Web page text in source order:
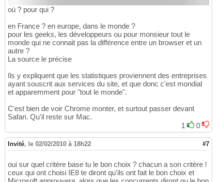
où ? pour qui ?
en France ? en europe, dans le monde ?
pour les geeks, les développeurs ou pour monsieur tout le
monde qui ne connait pas la différence entre un browser et un
autre ?
La source le précise
Ils y expliquent que les statistiques proviennent des entreprises
ayant souscrit aux services du site, et que donc c'est mondial
et apparemment pour "tout le monde".
C'est bien de voir Chrome monter, et surtout passer devant
Safari. Qu'il reste sur Mac.
1
0
Invité, le 02/02/2010 à 18h22 #7
oui sur quel critère base tu le bon choix ? chacun a son critère !
ceux qui ont choisi IE8 te diront qu'ils ont fait le bon choix et